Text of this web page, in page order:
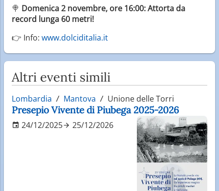
🍭 Domenica 2 novembre, ore 16:00: Attorta da
record lunga 60 metri!
👉 Info: www.dolciditalia.it
Altri eventi simili
Lombardia Mantova Unione delle Torri
Presepio Vivente di Piubega 2025-2026
24/12/2025 25/12/2026